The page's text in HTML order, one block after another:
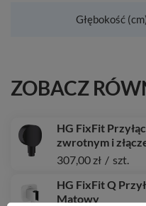
Głębokość
ZOBACZ
HG FixFit
zwrotnym i
307,00 zł / szt.
HG FixFit Q
Matowy